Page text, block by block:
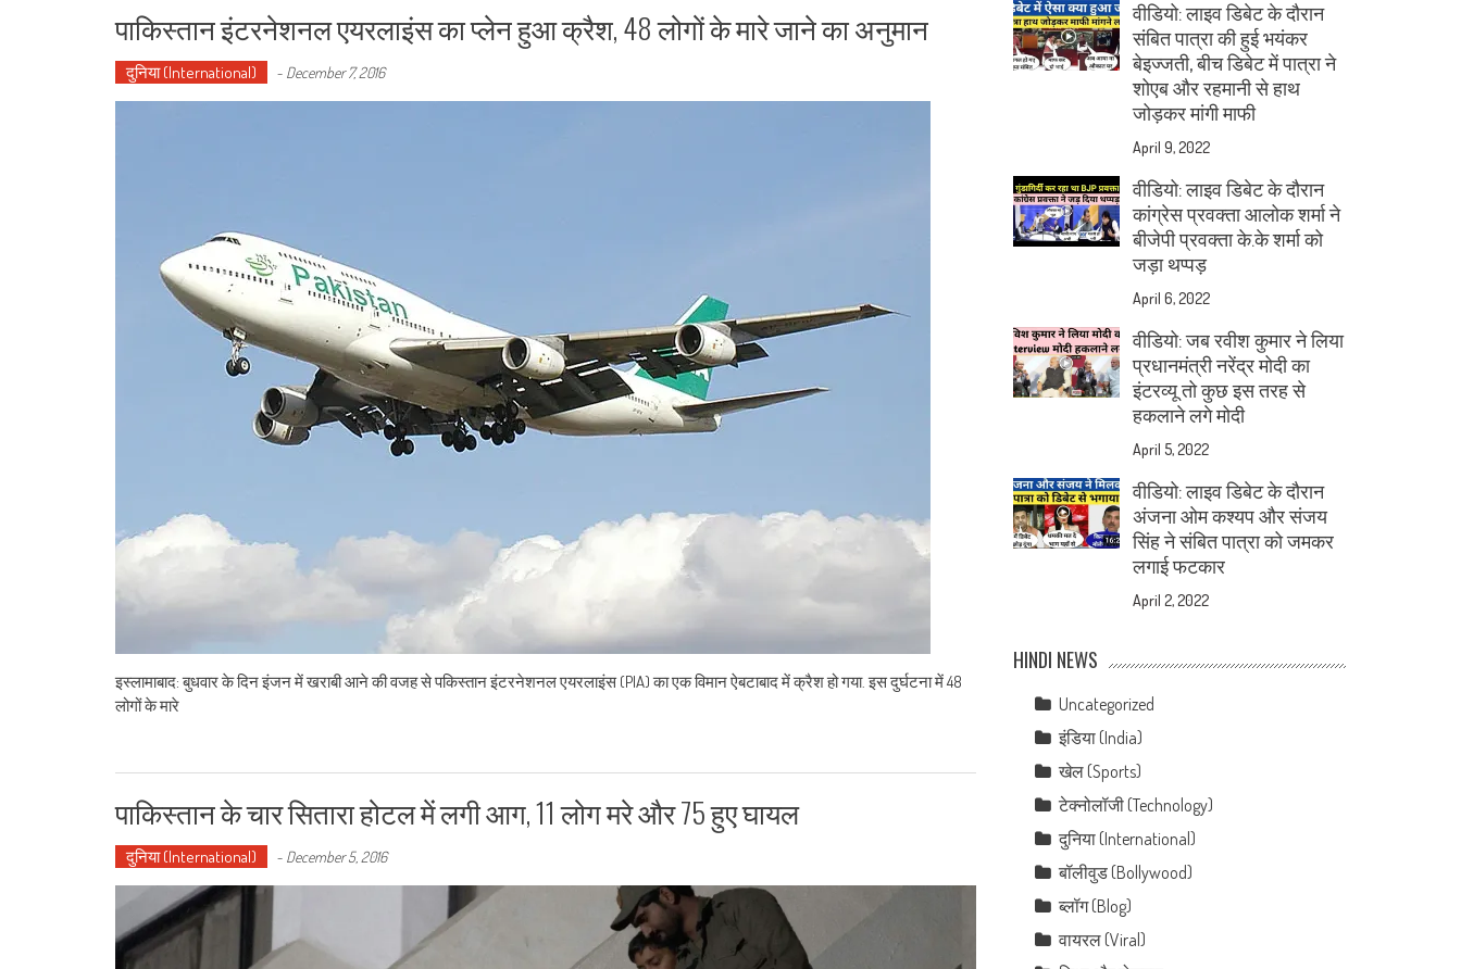
पाकिस्तान इंटरनेशनल एयरलाइंस का प्लेन हुआ क्रैश, 48 लोगों के मारे जाने का अनुमान
दुनिया (International) - December 7, 2016
इस्‍लामाबाद: बुधवार के दिन इंजन में खराबी आने की वजह से पकिस्तान इंटरनेशनल एयरलाइंस (PIA) का एक विमान ऐबटाबाद में क्रैश हो गया. इस दुर्घटना में 48
लोगों के मारे
पाकिस्तान के चार सितारा होटल में लगी आग, 11 लोग मरे और 75 हुए घायल
दुनिया (International) - December 5, 2016
वीडियो: लाइव डिबेट के दौरान
संबित पात्रा की हुई भयंकर
बेइज्जती, बीच डिबेट में पात्रा ने
शोएब और रहमानी से हाथ
जोड़कर मांगी माफी
April 9, 2022
वीडियो: लाइव डिबेट के दौरान
कांग्रेस प्रवक्ता आलोक शर्मा ने
बीजेपी प्रवक्ता के.के शर्मा को
जड़ा थप्पड़
April 6, 2022
वीडियो: जब रवीश कुमार ने लिया
प्रधानमंत्री नरेंद्र मोदी का
इंटरव्यू तो कुछ इस तरह से
हकलाने लगे मोदी
April 5, 2022
वीडियो: लाइव डिबेट के दौरान
अंजना ओम कश्यप और संजय
सिंह ने संबित पात्रा को जमकर
लगाई फटकार
April 2, 2022
HINDI NEWS
Uncategorized
इंडिया (India)
खेल (Sports)
टेक्नोलॉजी (Technology)
दुनिया (International)
बॉलीवुड (Bollywood)
ब्लॉग (Blog)
वायरल (Viral)